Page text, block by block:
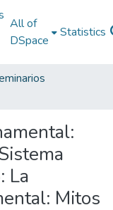
All of
DSpace
Statistics
La
Mitos